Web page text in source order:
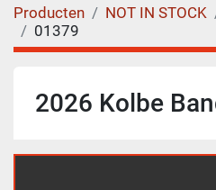
Producten NOT IN STOCK
01379
2026 Kolbe